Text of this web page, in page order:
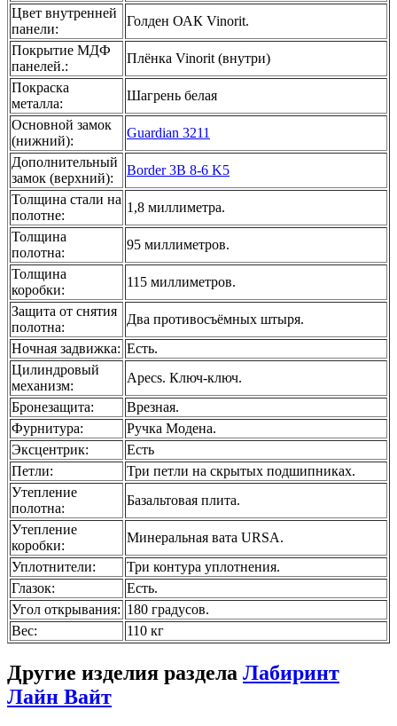
Цвет внутренней
панели:
Голден ОАК Vinorit.
Покрытие МДФ
панелей.:
Плёнка Vinorit (внутри)
Покраска
металла:
Шагрень белая
Основной замок
(нижний):
Guardian 3211
Дополнительный
замок (верхний):
Border 3B 8-6 K5
Толщина стали на
полотне:
1,8 миллиметра.
Толщина
полотна:
95 миллиметров.
Толщина
коробки:
115 миллиметров.
Защита от снятия
полотна:
Два противосъёмных штыря.
Ночная задвижка: Есть.
Цилиндровый
механизм:
Apecs. Ключ-ключ.
Бронезащита:
Врезная.
Фурнитура:
Ручка Модена.
Эксцентрик:
Есть
Петли:
Три петли на скрытых подшипниках.
Утепление
полотна:
Базальтовая плита.
Утепление
коробки:
Минеральная вата URSA.
Уплотнители:
Три контура уплотнения.
Глазок:
Есть.
Угол открывания: 180 градусов.
Вес: 110 кг
Другие изделия раздела Лабиринт
Лайн Вайт